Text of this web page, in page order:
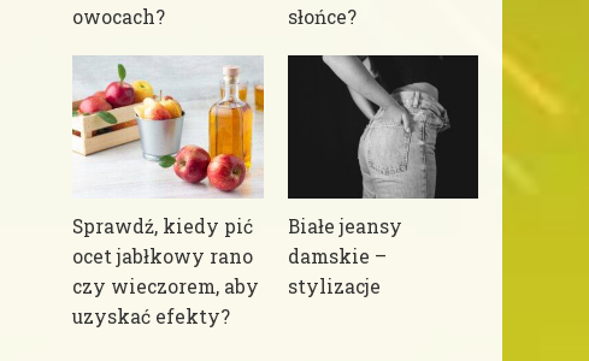
owocach?
słońce?
Sprawdź, kiedy pić
ocet jabłkowy rano
czy wieczorem, aby
uzyskać efekty?
Białe jeansy
damskie –
stylizacje